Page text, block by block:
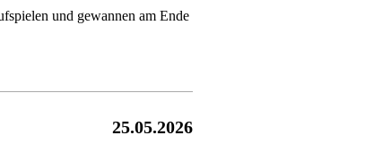
und gewannen am Ende
25.05.2026